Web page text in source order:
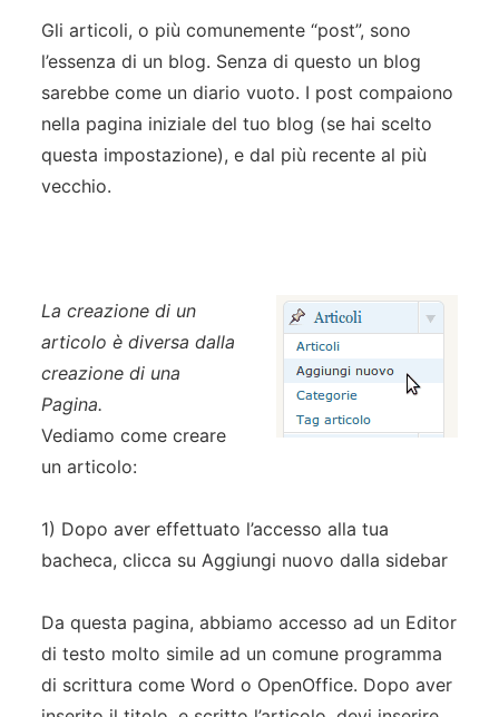
Gli articoli, o più comunemente “post”, sono
l’essenza di un blog. Senza di questo un blog
sarebbe come un diario vuoto. I post compaiono
nella pagina iniziale del tuo blog (se hai scelto
questa impostazione), e dal più recente al più
vecchio.
La creazione di un
articolo è diversa dalla
creazione di una
Pagina.
Vediamo come creare
un articolo:
1) Dopo aver effettuato l’accesso alla tua
bacheca, clicca su Aggiungi nuovo dalla sidebar
Da questa pagina, abbiamo accesso ad un Editor
di testo molto simile ad un comune programma
di scrittura come Word o OpenOffice. Dopo aver